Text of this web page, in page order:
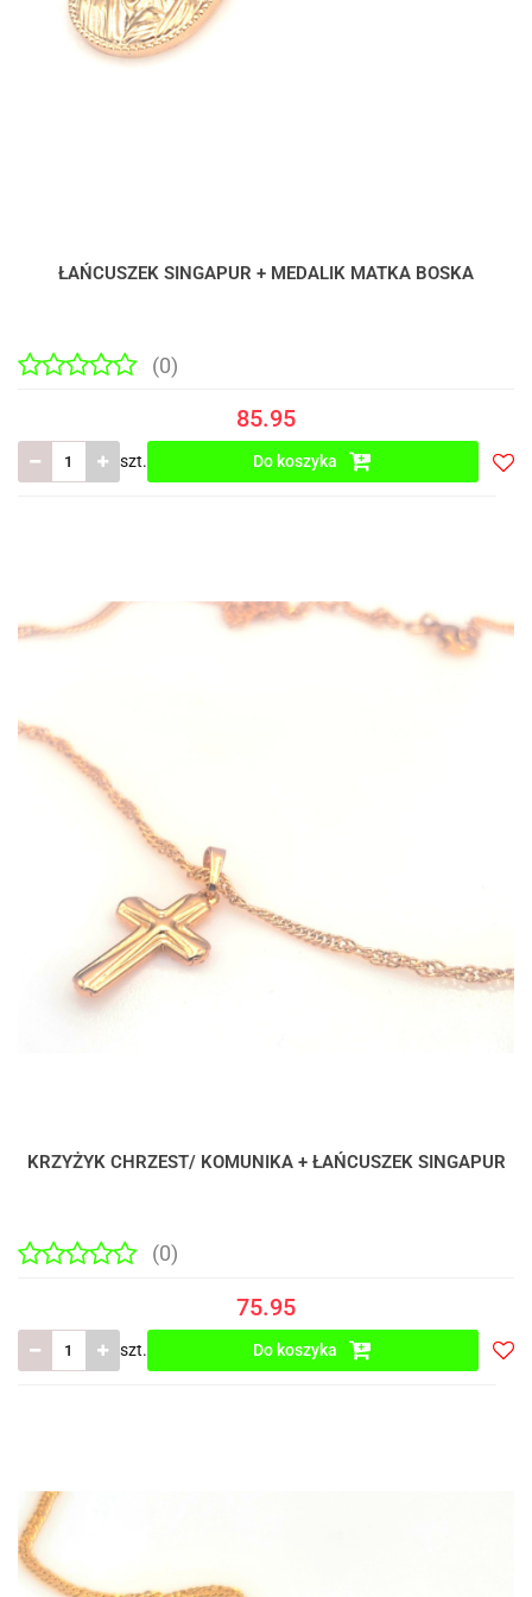
ŁAŃCUSZEK SINGAPUR + MEDALIK MATKA BOSKA
(0)
85.95
szt. Do koszyka
KRZYŻYK CHRZEST/ KOMUNIKA + ŁAŃCUSZEK SINGAPUR
(0)
75.95
szt. Do koszyka